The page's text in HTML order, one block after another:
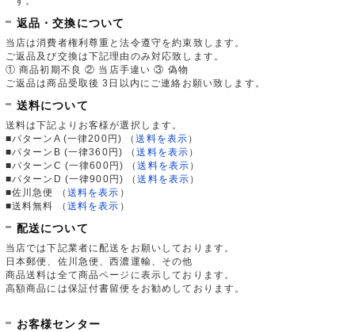
返品・交換について
当店は消費者権利尊重と法令遵守を約束致します。
ご返品及び交換は下記理由のみ対応致します。
① 商品初期不良 ② 当店手違い ③ 偽物
ご返品は商品受取後 3日以内にご連絡お願い致します。
送料について
送料は下記よりお客様が選択します。
■パターンA (一律200円)
（送料を表示 ）
■パターンB (一律360円)
（送料を表示 ）
■パターンC (一律600円)
（送料を表示 ）
■パターンD (一律900円)
（送料を表示 ）
■佐川急便
（ 送料を表示 ）
■送料無料
（ 送料を表示 ）
配送について
当店では下記業者に配送をお願いしております。
日本郵便、佐川急便、西濃運輸、その他
商品送料は全て商品ページに表示しております。
高額商品には保証付書留便をお勧めしております。
お客様センター